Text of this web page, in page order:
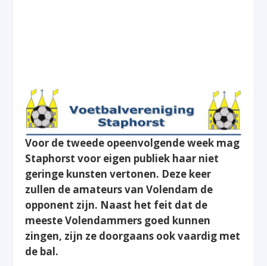
Voor de tweede opeenvolgende week mag
Staphorst voor eigen publiek haar niet
geringe kunsten vertonen. Deze keer
zullen de amateurs van Volendam de
opponent zijn. Naast het feit dat de
meeste Volendammers goed kunnen
zingen, zijn ze doorgaans ook vaardig met
de bal.